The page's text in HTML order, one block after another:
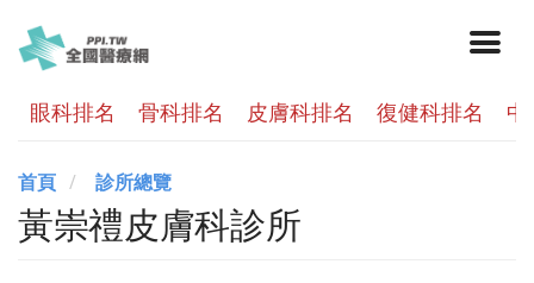
眼科排名 骨科排名 皮膚科排名 復健科排名
首頁 診所總覽
黃崇禮皮膚科診所